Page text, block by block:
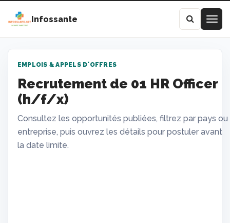
Infossante
EMPLOIS & APPELS D'OFFRES
Recrutement de 01 HR Officer
(h/f/x)
Consultez les opportunités publiées, filtrez par pays ou
entreprise, puis ouvrez les détails pour postuler avant
la date limite.